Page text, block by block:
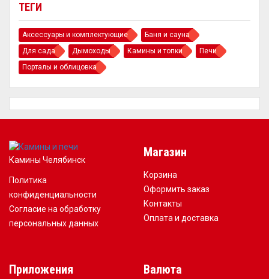
ТЕГИ
Аксессуары и комплектующие
Баня и сауна
Для сада
Дымоходы Камины и топки
Печи
Порталы и облицовка
Камины Челябинск
Политика
конфиденциальности
Согласие на обработку
персональных данных
Магазин
Корзина
Оформить заказ
Контакты
Оплата и доставка
Приложения Валюта